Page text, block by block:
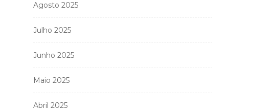
Agosto 2025
Julho 2025
Junho 2025
Maio 2025
Abril 2025